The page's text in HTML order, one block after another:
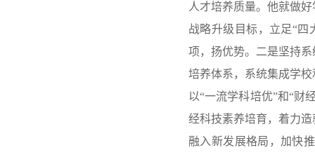
人才培养质量。他就做
战略升级目标，立足“四
项，扬优势。二是坚持
培养体系，系统集成学
以“一流学科培优”和“财
经科技素养培育，着力
融入新发展格局，加快